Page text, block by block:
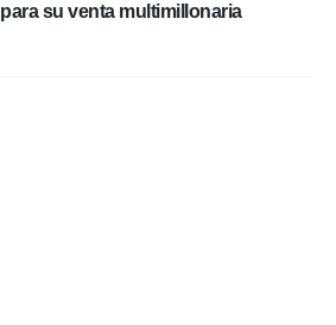
para su venta multimillonaria